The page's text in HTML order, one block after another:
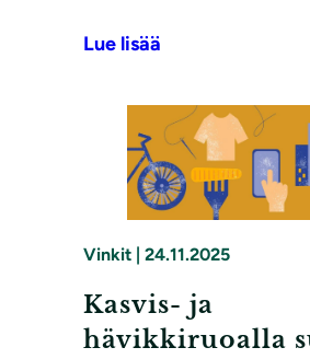
Lue lisää
Vinkit | 24.11.2025
Kasvis- ja
hävikkiruoalla